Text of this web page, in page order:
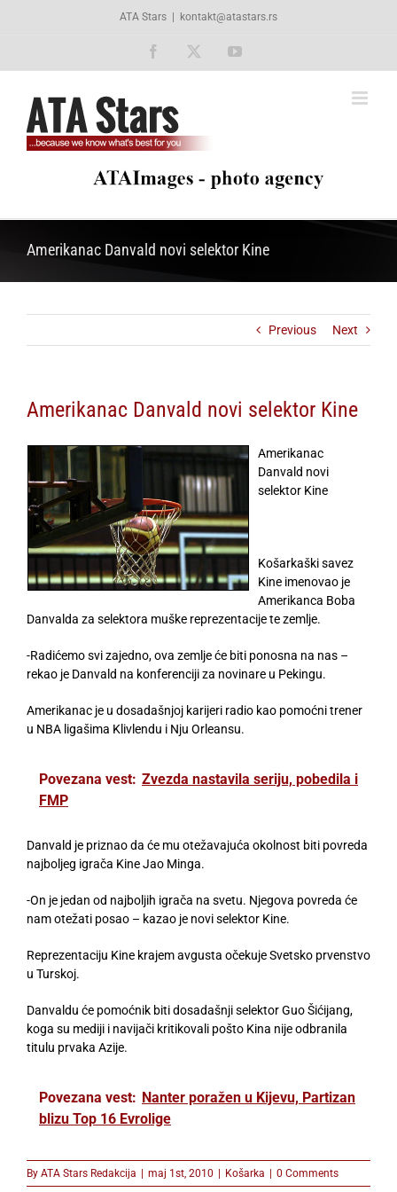
ATA Stars kontakt@atastars.rs
Facebook YouTube
Amerikanac Danvald novi selektor Kine
Previous Next
Amerikanac Danvald novi selektor Kine
Amerikanac
Danvald novi
selektor Kine
Košarkaški savez
Kine imenovao je
Amerikanca Boba
Danvalda za selektora muške reprezentacije te zemlje.
-Radićemo svi zajedno, ova zemlje će biti ponosna na nas –
rekao je Danvald na konferenciji za novinare u Pekingu.
Amerikanac je u dosadašnjoj karijeri radio kao pomoćni trener
u NBA ligašima Klivlendu i Nju Orleansu.
Povezana vest: Zvezda nastavila seriju, pobedila i
FMP
Danvald je priznao da će mu otežavajuća okolnost biti povreda
najboljeg igrača Kine Jao Minga.
-On je jedan od najboljih igrača na svetu. Njegova povreda će
nam otežati posao – kazao je novi selektor Kine.
Reprezentaciju Kine krajem avgusta očekuje Svetsko prvenstvo
u Turskoj.
Danvaldu će pomoćnik biti dosadašnji selektor Guo Šićijang,
koga su mediji i navijači kritikovali pošto Kina nije odbranila
titulu prvaka Azije.
Povezana vest: Nanter poražen u Kijevu, Partizan
blizu Top 16 Evrolige
By ATA Stars Redakcija | maj 1st, 2010 | Košarka | 0 Comments